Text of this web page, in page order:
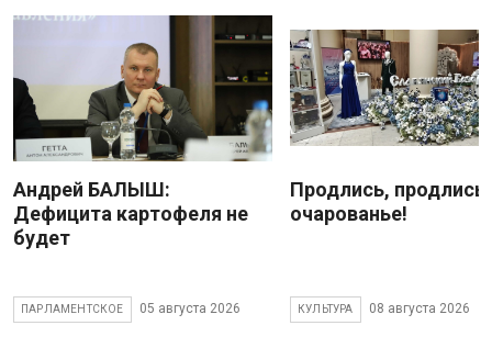
Андрей БАЛЫШ:
Дефицита картофеля не
будет
ПАРЛАМЕНТСКОЕ 05 августа 2026
Продлись, продлись
очарованье!
КУЛЬТУРА 08 августа 2026